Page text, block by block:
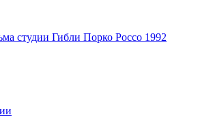
студии Гибли Порко Россо 1992